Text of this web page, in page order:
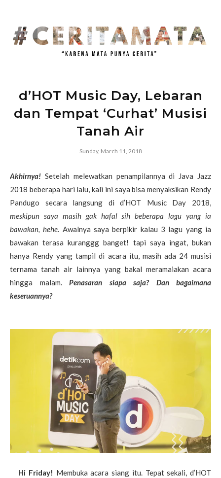
d’HOT Music Day, Lebaran
dan Tempat ‘Curhat’ Musisi
Tanah Air
Sunday, March 11, 2018
Akhirnya! Setelah melewatkan penampilannya di Java Jazz
2018 beberapa hari lalu, kali ini saya bisa menyaksikan Rendy
Pandugo secara langsung di d’HOT Music Day 2018,
meskipun saya masih gak hafal sih beberapa lagu yang ia
bawakan, hehe. Awalnya saya berpikir kalau 3 lagu yang ia
bawakan terasa kuranggg banget! tapi saya ingat, bukan
hanya Rendy yang tampil di acara itu, masih ada 24 musisi
ternama tanah air lainnya yang bakal meramaiakan acara
hingga malam. Penasaran siapa saja? Dan bagaimana
keseruannya?
Hi Friday! Membuka acara siang itu. Tepat sekali, d’HOT